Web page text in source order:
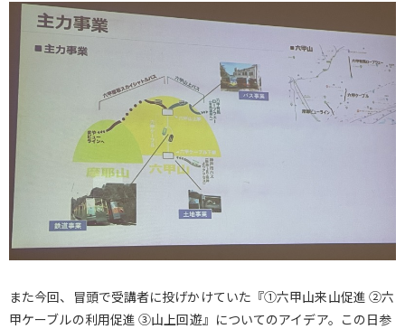
また今回、冒頭で受講者に投げかけていた『①六甲山来山促進 ②六
甲ケーブルの利用促進 ③山上回遊』についてのアイデア。この日参